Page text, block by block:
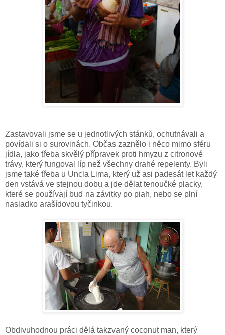
Zastavovali jsme se u jednotlivých stánků, ochutnávali a
povídali si o surovinách. Občas zaznělo i něco mimo sféru
jídla, jako třeba skvělý přípravek proti hmyzu z citronové
trávy, který fungoval líp než všechny drahé repelenty. Byli
jsme také třeba u Uncla Lima, který už asi padesát let každý
den vstává ve stejnou dobu a jde dělat tenoučké placky,
které se používají buď na závitky po piah, nebo se plní
nasladko arašídovou tyčinkou.
Obdivuhodnou práci dělá takzvaný coconut man, který